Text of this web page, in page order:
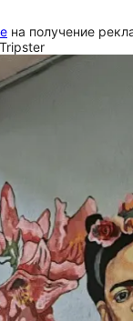
на получение
Tripster